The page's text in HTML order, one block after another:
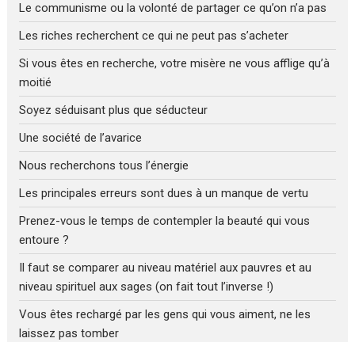
Le communisme ou la volonté de partager ce qu’on n’a pas
Les riches recherchent ce qui ne peut pas s’acheter
Si vous êtes en recherche, votre misère ne vous afflige qu’à
moitié
Soyez séduisant plus que séducteur
Une société de l’avarice
Nous recherchons tous l’énergie
Les principales erreurs sont dues à un manque de vertu
Prenez-vous le temps de contempler la beauté qui vous
entoure ?
Il faut se comparer au niveau matériel aux pauvres et au
niveau spirituel aux sages (on fait tout l’inverse !)
Vous êtes rechargé par les gens qui vous aiment, ne les
laissez pas tomber